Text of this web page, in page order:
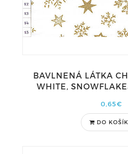
BAVLNENÁ LÁTKA
WHITE,
0,65€
DO